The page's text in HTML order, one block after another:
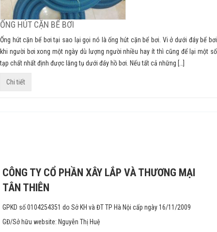
ỐNG HÚT CẶN BỂ BƠI
Ống hút cặn bể bơi tại sao lại gọi nó là ống hút cặn bể bơi. Vi ở dưới đáy bể bơi
khi người bơi xong một ngày dù lượng người nhiều hay ít thì cũng để lại một số
tạp chất nhất định được lăng tụ dưới đáy hồ bơi. Nếu tất cả những […]
Chi tiết
CÔNG TY CỔ PHẦN XÂY LẮP VÀ THƯƠNG MẠI
TÂN THIÊN
GPKD số 0104254351 do Sở KH và ĐT TP Hà Nội cấp ngày 16/11/2009
GĐ/Sở hữu website: Nguyễn Thị Huệ